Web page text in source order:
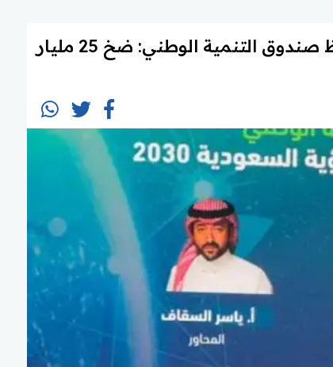
خلال مشاركته في "ديوانية المعرفة".. نائب محافظ صندوق التنمية الوطني: ضخ 25 مليار